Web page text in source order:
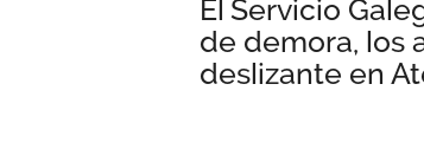
El Servicio
de demora, los
deslizante en